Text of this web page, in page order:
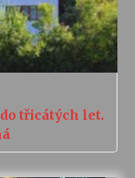
třicátých let.